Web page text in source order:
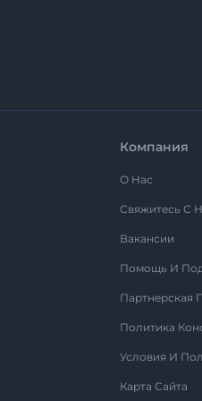
Компания
О Нас
Свяжитесь С
Вакансии
Помощь И
Партнерская
Политика
Условия И
Карта Сайта